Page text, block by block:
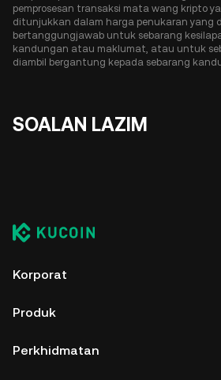
pemprosesan transaksi mata wang kripto
ditunjukkan dalam harga penukaran yang
bertanggungjawab untuk sebarang
kandungan atau maklumat, atau untuk
diambil bergantung kepada sebarang
SOALAN LAZIM
Korporat
Produk
Perkhidmatan